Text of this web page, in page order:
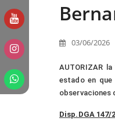
03/06/2026
AUTORIZAR
estado en
observaciones
Disp.DGA 147/